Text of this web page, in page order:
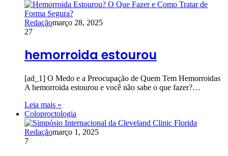
Redaçãomarço 28, 2025
27
hemorroida estourou
[ad_1] O Medo e a Preocupação de Quem Tem Hemorroidas
A hemorroida estourou e você não sabe o que fazer?…
Leia mais »
Coloproctologia
Redaçãomarço 1, 2025
7